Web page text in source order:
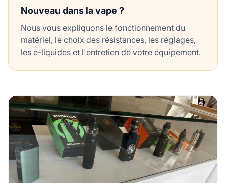
Nouveau dans la vape ?
Nous vous expliquons le fonctionnement du
matériel, le choix des résistances, les réglages,
les e-liquides et l'entretien de votre équipement.